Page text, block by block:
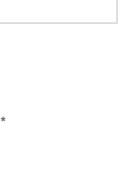
*Requerido